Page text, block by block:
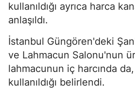
kullanıldığı ayrıca harca
anlaşıldı.
İstanbul Güngören'deki
ve Lahmacun Salonu'nun
lahmacunun iç harcında da,
kullanıldığı belirlendi.